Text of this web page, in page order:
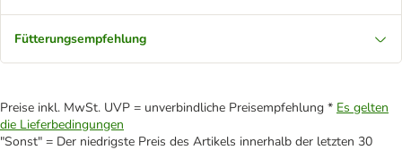
Fütterungsempfehlung
Preise inkl. MwSt. UVP = unverbindliche Preisempfehlung * Es gelten
die Lieferbedingungen
"Sonst" = Der niedrigste Preis des Artikels innerhalb der letzten 30